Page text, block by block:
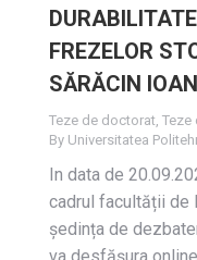
FREZELOR
SĂRĂCIN
Teze de doctorat, Teze
By Universitatea
In data de
cadrul facultății de
ședința de